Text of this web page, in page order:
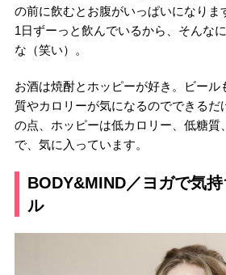
の前に飲むとお腹がいっぱいになりま
1日ずーっと飲んでいるから、そんな
な（笑い）。
お酒は焼酎とホッピーが好き。ビール
質やカロリーが気になるのでできるだ
の点、ホッピーは低カロリー、低糖質
で、気に入っています。
BODY&MIND／ヨガで気
ル